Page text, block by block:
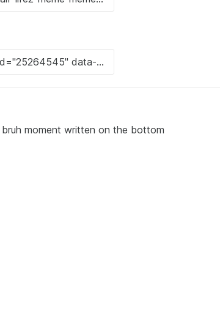
moment written on the bottom